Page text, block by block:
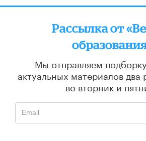
Рассылка от
Мы отправляем
актуальных материалов два
во вторник и